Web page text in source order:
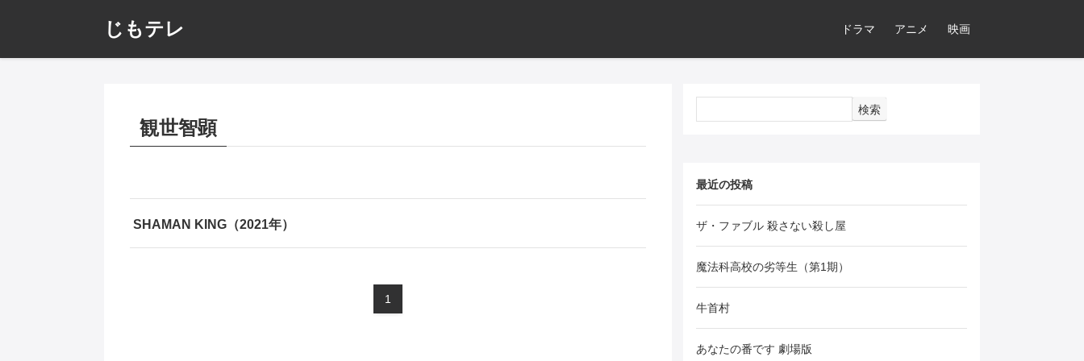
じもテレ ドラマ アニメ 映画
観世智顕
SHAMAN KING（2021年）
1
検索
最近の投稿
ザ・ファブル 殺さない殺し屋
魔法科高校の劣等生（第1期）
牛首村
あなたの番です 劇場版